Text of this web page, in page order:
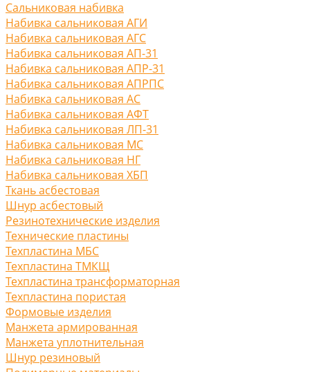
Сальниковая набивка
Набивка сальниковая АГИ
Набивка сальниковая АГС
Набивка сальниковая АП-31
Набивка сальниковая АПР-31
Набивка сальниковая АПРПС
Набивка сальниковая АС
Набивка сальниковая АФТ
Набивка сальниковая ЛП-31
Набивка сальниковая МС
Набивка сальниковая НГ
Набивка сальниковая ХБП
Ткань асбестовая
Шнур асбестовый
Резинотехнические изделия
Технические пластины
Техпластина МБС
Техпластина ТМКЩ
Техпластина трансформаторная
Техпластина пористая
Формовые изделия
Манжета армированная
Манжета уплотнительная
Шнур резиновый